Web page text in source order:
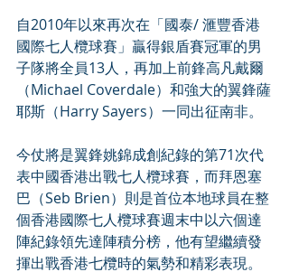
自2010年以來再次在「國泰/ 滙豐香港
國際七人欖球賽」贏得銀盾賽冠軍的男
子隊將全員13人，再加上前鋒高凡戴爾
（Michael Coverdale）和強大的翼鋒薩
耶斯（Harry Sayers）一同出征南非。
今仗將是翼鋒姚錦成創紀錄的第71次代
表中國香港出戰七人欖球賽，而拜恩塞
巴（Seb Brien）則是首位本地球員在整
個香港國際七人欖球賽週末中以六個達
陣紀錄領先達陣積分榜，他有望繼續發
揮出戰香港七欖時的氣勢和精彩表現。